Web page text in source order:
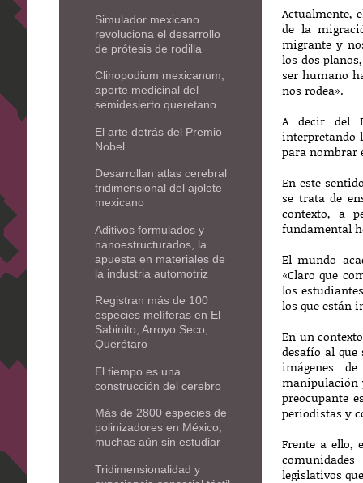
Actualmente,
de la
migrante y
los dos
ser humano
nos rodea».
A decir del
interpretando
para nombrar
En este
se trata de
contexto, a
fundamental
El mundo
«Claro que
los
los que están
En un
desafío al que
imágenes
manipulación
preocupante
periodistas y
Frente a ello,
legislativos
Simulador mexicano
revoluciona el desarrollo
de prótesis de rodilla
Clinopodium mexicanum,
aporte medicinal del
semidesierto queretano
El arte detrás del Premio
Nobel
Desarrollan atlas cerebral
tridimensional del ajolote
mexicano
Aditivos formulados y
nanoestructurados, la
apuesta en materiales de
la industria automotriz
Registran más de 100
especies melíferas en El
Sabinito, Arroyo Seco,
Querétaro
El tiempo es una
construcción del cerebro
Más de 2800 especies de
polinizadores en México,
muchas aún sin estudiar
Tridimensionalidad y